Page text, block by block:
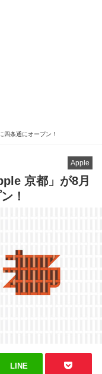
四条通にオープン！
Apple
京都」が8月
！
LINE